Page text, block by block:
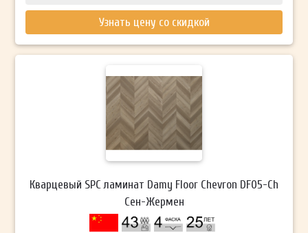
Узнать цену со скидкой
Кварцевый SPC ламинат Damy Floor Chevron DF05-Ch
Сен-Жермен